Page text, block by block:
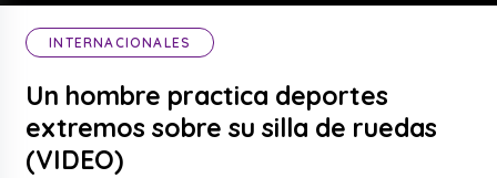
INTERNACIONALES
Un hombre practica deportes
extremos sobre su silla de ruedas
(VIDEO)